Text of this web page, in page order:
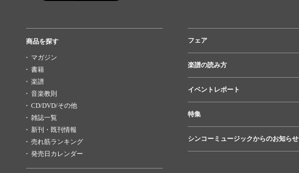
商品を探す
マガジン
書籍
楽譜
音楽教則
CD/DVD/その他
雑誌一覧
新刊・既刊情報
売れ筋ランキング
発売日カレンダー
フェア
楽譜の読み方
イベントレポート
特集
シンコーミュージックからのお知らせ